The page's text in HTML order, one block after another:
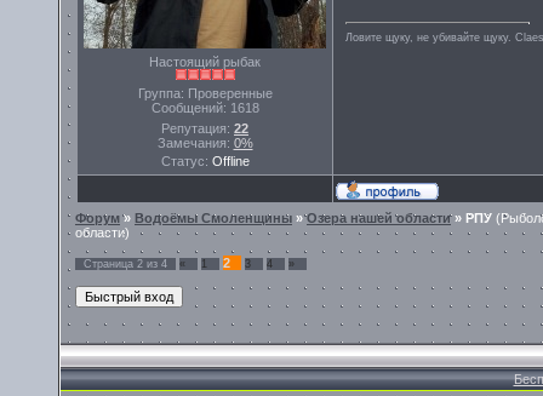
Настоящий рыбак
Группа: Проверенные
Сообщений: 1618
Репутация: 22
Замечания: 0%
Статус: Offline
Ловите щуку, не убивайте щуку.
Форум» Водоёмы Смоленщины »Озера нашей области» РПУ
области)
Страница 2 из 4 « 1 2 3 4 »